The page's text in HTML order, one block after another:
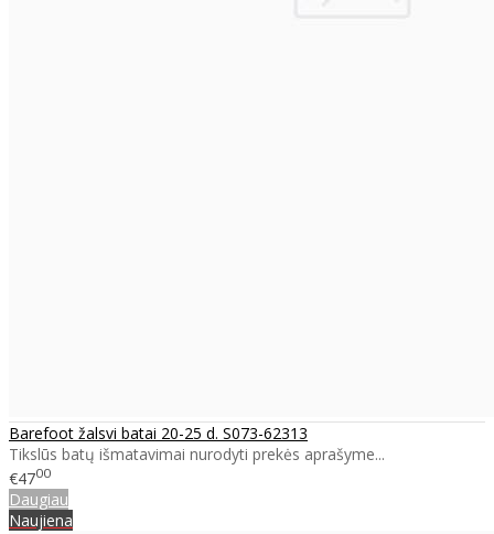
Barefoot žalsvi batai 20-25 d. S073-62313
Tikslūs batų išmatavimai nurodyti prekės aprašyme...
€4700
Daugiau
Naujiena